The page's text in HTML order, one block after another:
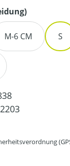
auswählen
M-6 CM S